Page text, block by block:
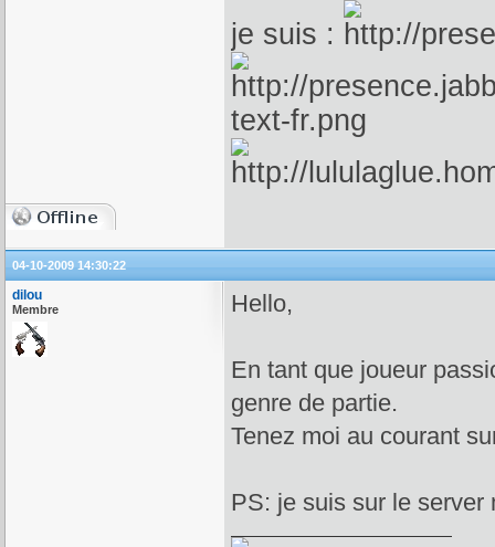
je suis :
04-10-2009 14:30:22
dilou
Membre Hello,
En tant que joueur
genre de partie.
Tenez moi au courant
PS: je suis sur le